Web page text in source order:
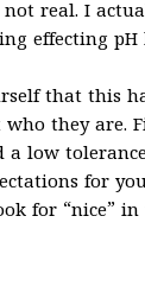
not real. I
effecting pH
that this
they are.
a low
for
for “nice”